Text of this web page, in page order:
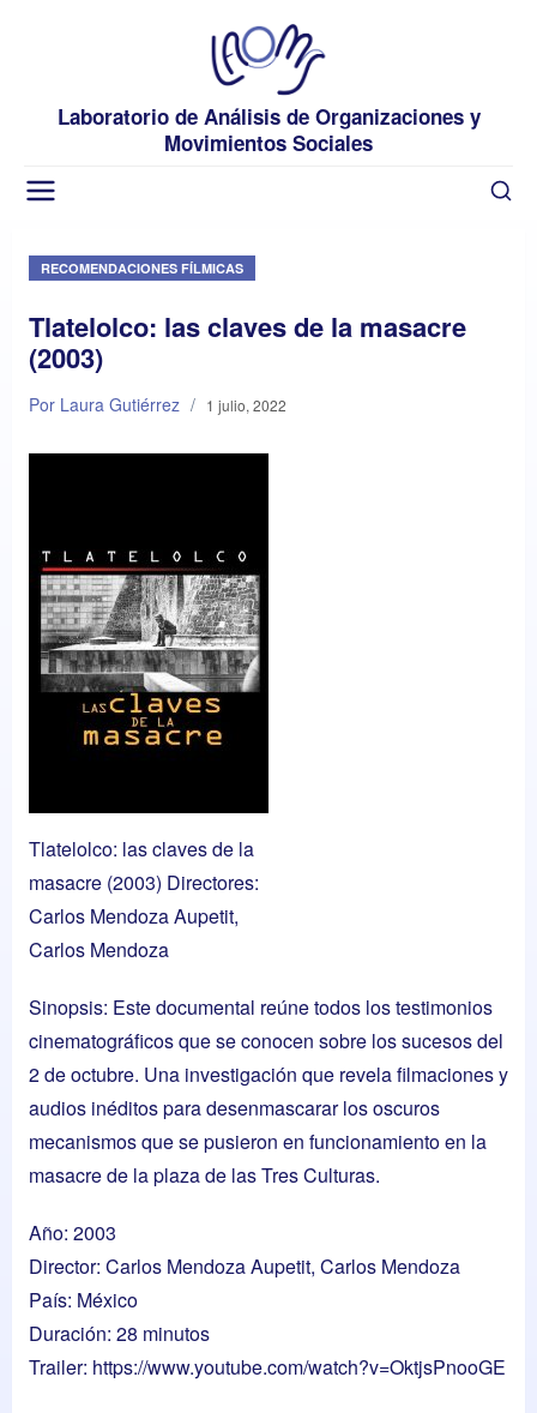
Laboratorio de Análisis de Organizaciones y
Movimientos Sociales
RECOMENDACIONES FÍLMICAS
Tlatelolco: las claves de la masacre
(2003)
Por Laura Gutiérrez / 1 julio, 2022
Tlatelolco: las claves de la
masacre (2003) Directores:
Carlos Mendoza Aupetit,
Carlos Mendoza
Sinopsis: Este documental reúne todos los testimonios
cinematográficos que se conocen sobre los sucesos del
2 de octubre. Una investigación que revela filmaciones y
audios inéditos para desenmascarar los oscuros
mecanismos que se pusieron en funcionamiento en la
masacre de la plaza de las Tres Culturas.
Año: 2003
Director: Carlos Mendoza Aupetit, Carlos Mendoza
País: México
Duración: 28 minutos
Trailer: https://www.youtube.com/watch?v=OktjsPnooGE